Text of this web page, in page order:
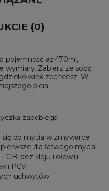
(0)
pojemność aż 470ml,
wymiary. Zabierz ze sobą
zechcesz. W
picia.
zapobiega
się do mycia w zmywarce
pierwsze dla łatwego mycia
bez kleju i ołowiu
i PCV
uchwytów